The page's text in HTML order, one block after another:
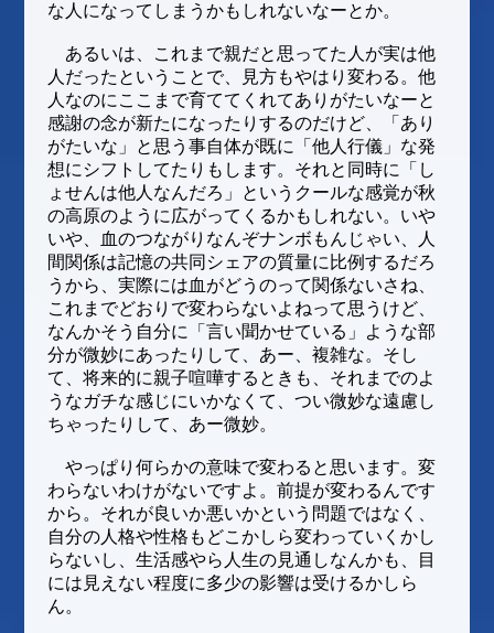
な人になってしまうかもしれないなーとか。
あるいは、これまで親だと思ってた人が実は他
人だったということで、見方もやはり変わる。他
人なのにここまで育ててくれてありがたいなーと
感謝の念が新たになったりするのだけど、「あり
がたいな」と思う事自体が既に「他人行儀」な発
想にシフトしてたりもします。それと同時に「し
ょせんは他人なんだろ」というクールな感覚が秋
の高原のように広がってくるかもしれない。いや
いや、血のつながりなんぞナンボもんじゃい、人
間関係は記憶の共同シェアの質量に比例するだろ
うから、実際には血がどうのって関係ないさね、
これまでどおりで変わらないよねって思うけど、
なんかそう自分に「言い聞かせている」ような部
分が微妙にあったりして、あー、複雑な。そし
て、将来的に親子喧嘩するときも、それまでのよ
うなガチな感じにいかなくて、つい微妙な遠慮し
ちゃったりして、あー微妙。
やっぱり何らかの意味で変わると思います。変
わらないわけがないですよ。前提が変わるんです
から。それが良いか悪いかという問題ではなく、
自分の人格や性格もどこかしら変わっていくかし
らないし、生活感やら人生の見通しなんかも、目
には見えない程度に多少の影響は受けるかしら
ん。